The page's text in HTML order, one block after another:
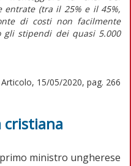
(tra il 25% e il 45%,
di costi non facilmente
gli stipendi dei quasi 5.000
Articolo, 15/05/2020, pag. 266
cristiana
ministro ungherese